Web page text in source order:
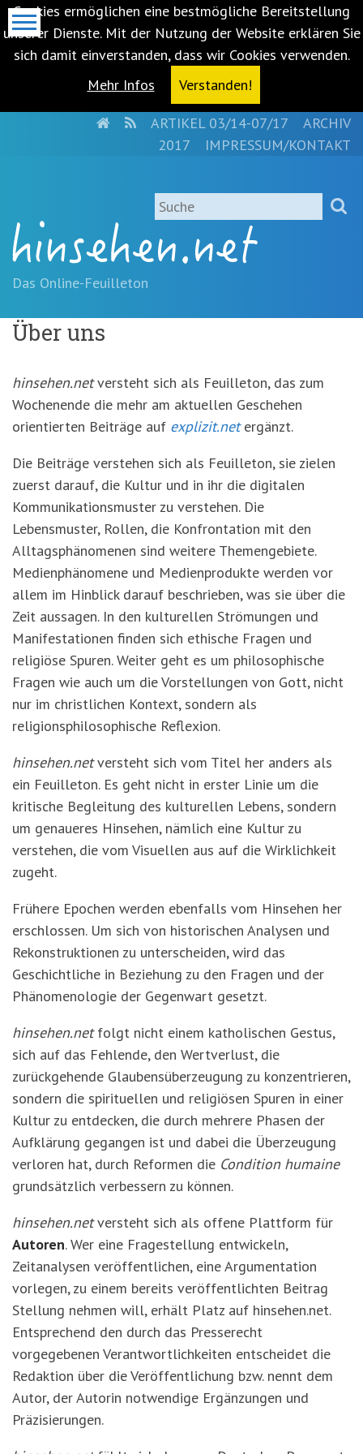
Cookies ermöglichen eine bestmögliche Bereitstellung
unserer Dienste. Mit der Nutzung der Website erklären Sie
sich damit einverstanden, dass wir Cookies verwenden.
Mehr Infos
Verstanden!
springen
(Accesskey
'1')Zur
springen
(Accesskey
Suche
springen
(Accesskey
HOMERSSARTIKEL 03/14-07/17
ARCHIV
2017
IMPRESSUM/KONTAKT
Suche
Das Online-Feuilleton
Über uns
hinsehen.net versteht sich als Feuilleton, das zum
Wochenende die mehr am aktuellen Geschehen
orientierten Beiträge auf explizit.netergänzt.
Die Beiträge verstehen sich als Feuilleton, sie zielen
zuerst darauf, die Kultur und in ihr die digitalen
Kommunikationsmuster zu verstehen. Die
Lebensmuster, Rollen, die Konfrontation mit den
Alltagsphänomenen sind weitere Themengebiete.
Medienphänomene und Medienprodukte werden vor
allem im Hinblick darauf beschrieben, was sie über die
Zeit aussagen. In den kulturellen Strömungen und
Manifestationen finden sich ethische Fragen und
religiöse Spuren. Weiter geht es um philosophische
Fragen wie auch um die Vorstellungen von Gott, nicht
nur im christlichen Kontext, sondern als
religionsphilosophische Reflexion.
hinsehen.netversteht sich vom Titel her anders als
ein Feuilleton. Es geht nicht in erster Linie um die
kritische Begleitung des kulturellen Lebens, sondern
um genaueres Hinsehen, nämlich eine Kultur zu
verstehen, die vom Visuellen aus auf die Wirklichkeit
zugeht.
Frühere Epochen werden ebenfalls vom Hinsehen her
erschlossen. Um sich von historischen Analysen und
Rekonstruktionen zu unterscheiden, wird das
Geschichtliche in Beziehung zu den Fragen und der
Phänomenologie der Gegenwart gesetzt.
hinsehen.net folgt nicht einem katholischen Gestus,
sich auf das Fehlende, den Wertverlust, die
zurückgehende Glaubensüberzeugung zu konzentrieren,
sondern die spirituellen und religiösen Spuren in einer
Kultur zu entdecken, die durch mehrere Phasen der
Aufklärung gegangen ist und dabei die Überzeugung
verloren hat, durch Reformen die Condition humaine
grundsätzlich verbessern zu können.
hinsehen.net versteht sich als offene Plattform für
Autoren. Wer eine Fragestellung entwickeln,
Zeitanalysen veröffentlichen, eine Argumentation
vorlegen, zu einem bereits veröffentlichten Beitrag
Stellung nehmen will, erhält Platz auf hinsehen.net.
Entsprechend den durch das Presserecht
vorgegebenen Verantwortlichkeiten entscheidet die
Redaktion über die Veröffentlichung bzw. nennt dem
Autor, der Autorin notwendige Ergänzungen und
Präzisierungen.